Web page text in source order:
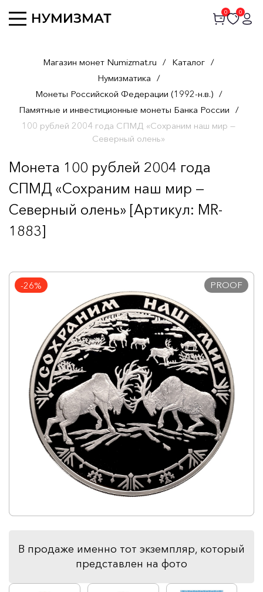
0 0
Магазин монет Numizmat.ru / Каталог /
Нумизматика /
Монеты Российской Федерации (1992-н.в.) /
Памятные и инвестиционные монеты Банка России /
100 рублей 2004 года СПМД «Сохраним наш мир —
Северный олень»
Монета 100 рублей 2004 года
СПМД «Сохраним наш мир —
Северный олень» [Артикул: MR-
1883]
-26% PROOF
В продаже именно тот экземпляр, который
представлен на фото